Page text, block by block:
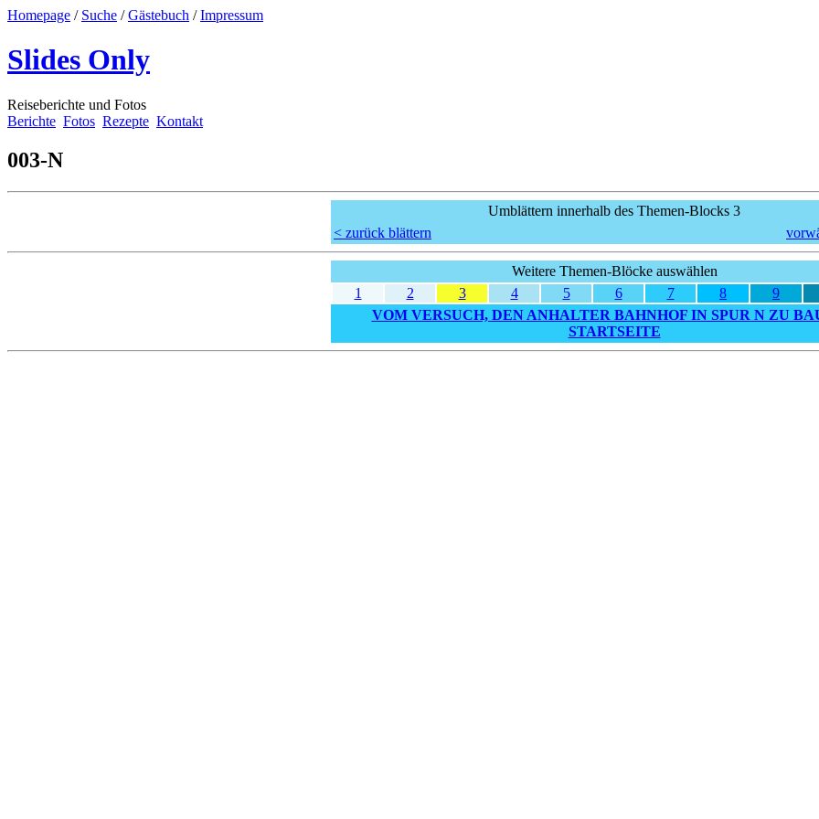
Homepage / Suche /Gästebuch /Impressum
Slides Only
Reiseberichte und Fotos
Berichte Fotos Rezepte Kontakt
003-N
Umblättern innerhalb des Themen-Blocks 3
< zurück blättern
Weitere Themen-Blöcke auswählen
1
2 3 4 5 6 7 8 9
VOM VERSUCH, DEN ANHALTER BAHNHOF IN SPUR N ZU
STARTSEITE